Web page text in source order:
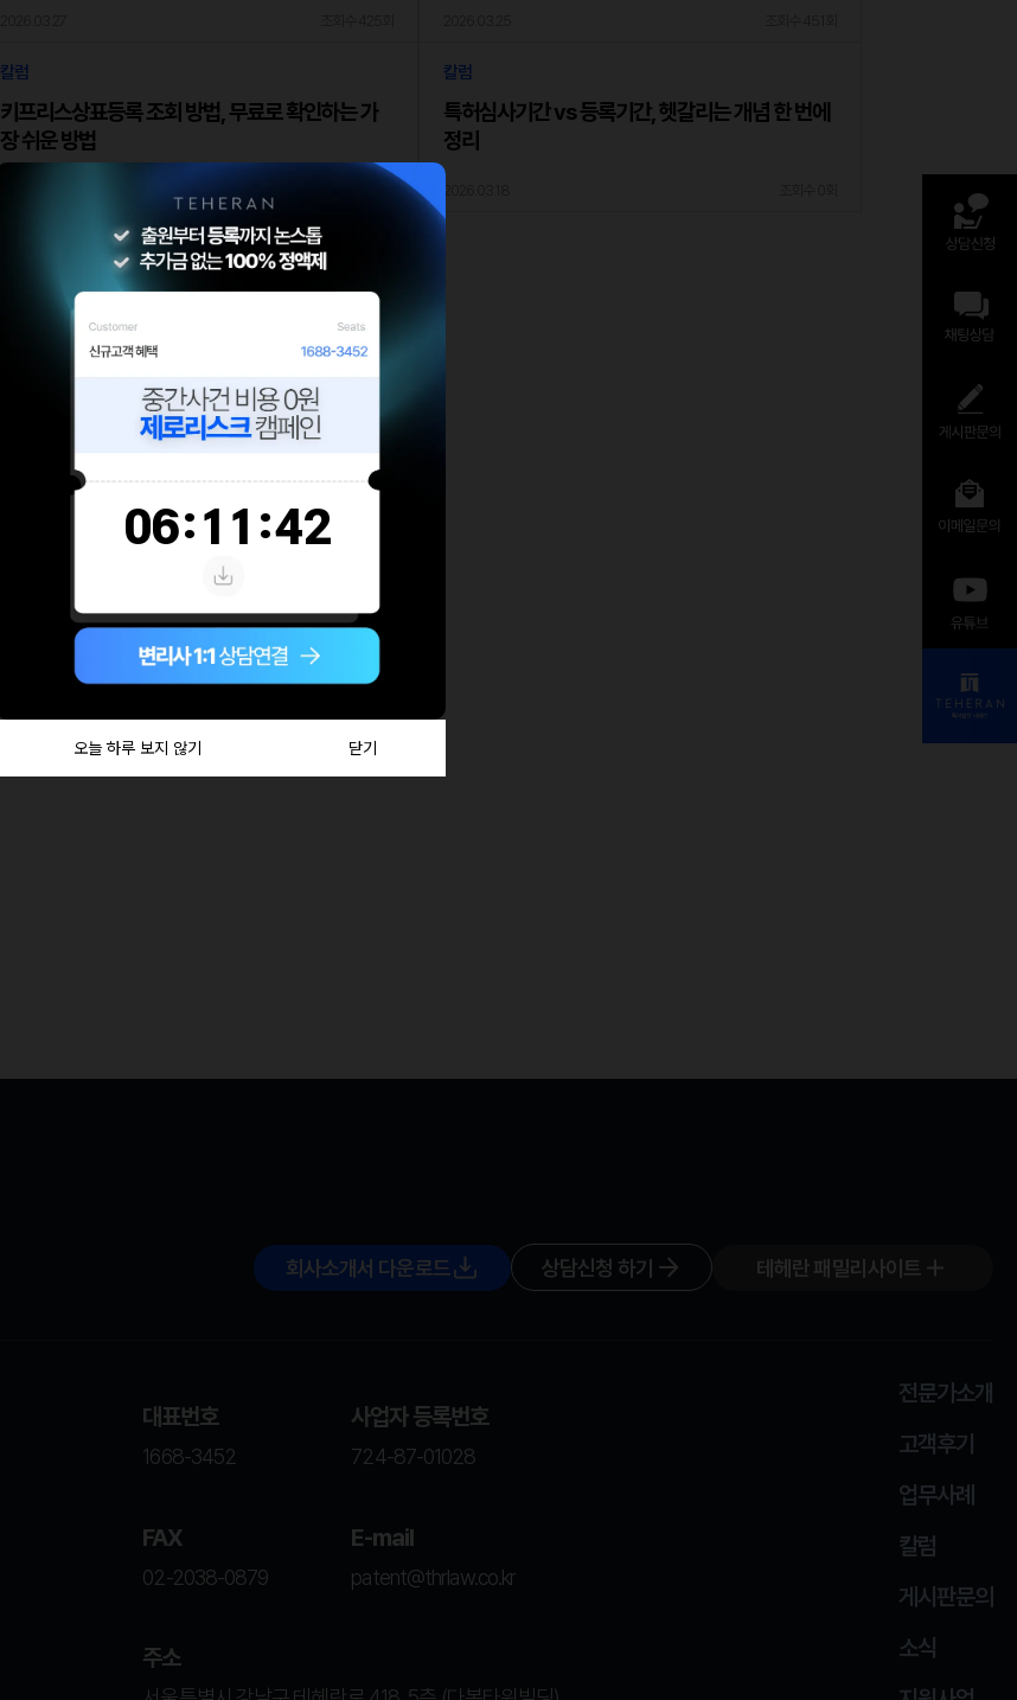
칼럼
키프리스상표등록 조회 방법, 무료로 확인하는 가
장 쉬운 방법
칼럼
특허심사기간 vs 등록기간, 헷갈리는 개념 한 번에
정리
14151617 23242526
회사소개서 다운로드 상담신청 하기 테헤란 패밀리사이트
대표번호
1668-3452
사업자 등록번호
724-87-01028
FAX
02-2038-0879
E-mail
patent@thrlaw.co.kr
주소
전문가소개
고객후기
업무사례
칼럼
게시판문의
소식